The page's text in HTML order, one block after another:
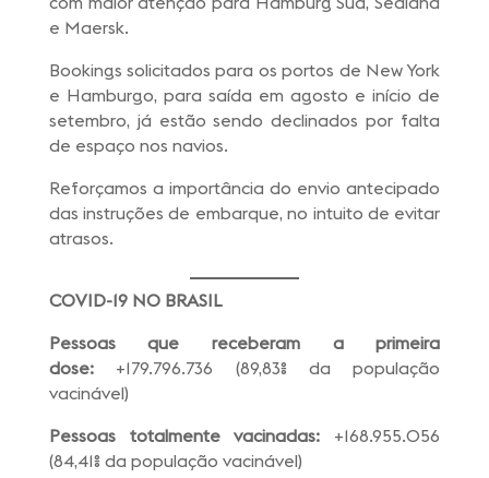
e Maersk.
Bookings solicitados para os portos de New York
e Hamburgo, para saída em agosto e início de
setembro, já estão sendo declinados por falta
de espaço nos navios.
Reforçamos a importância do envio antecipado
das instruções de embarque, no intuito de evitar
atrasos.
COVID-19 NO BRASIL
Pessoas que receberam a primeira
dose: +179.796.736 (89,83% da população
vacinável)
Pessoas totalmente vacinadas: +168.955.056
(84,41% da população vacinável)